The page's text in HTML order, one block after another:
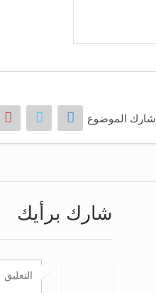
شارك الموضوع
شارك برأيك